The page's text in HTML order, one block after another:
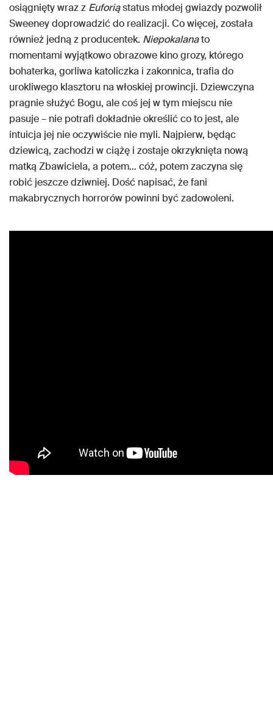
osiągnięty wraz z Euforiąstatus młodej gwiazdy pozwolił
Sweeney doprowadzić do realizacji. Co więcej, została
również jedną z producentek. Niepokalanato
momentami wyjątkowo obrazowe kino grozy, którego
bohaterka, gorliwa katoliczka i zakonnica, trafia do
urokliwego klasztoru na włoskiej prowincji. Dziewczyna
pragnie służyć Bogu, ale coś jej w tym miejscu nie
pasuje – nie potrafi dokładnie określić co to jest, ale
intuicja jej nie oczywiście nie myli. Najpierw, będąc
dziewicą, zachodzi w ciążę i zostaje okrzyknięta nową
matką Zbawiciela, a potem… cóż, potem zaczyna się
robić jeszcze dziwniej. Dość napisać, że fani
makabrycznych horrorów powinni być zadowoleni.